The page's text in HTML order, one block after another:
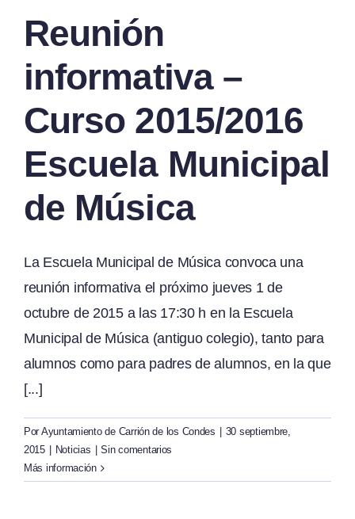
Reunión
informativa –
Curso 2015/2016
Escuela Municipal
de Música
La Escuela Municipal de Música convoca una
reunión informativa el próximo jueves 1 de
octubre de 2015 a las 17:30 h en la Escuela
Municipal de Música (antiguo colegio), tanto para
alumnos como para padres de alumnos, en la que
[...]
Por Ayuntamiento de Carrión de los Condes
30 septiembre,
2015
Noticias
Sin comentarios
Más información